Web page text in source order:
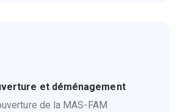
et déménagement
de la MAS-FAM